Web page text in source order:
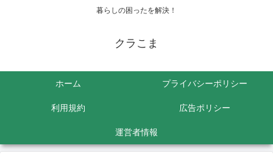
暮らしの困ったを解決！
クラこま
ホーム プライバシーポリシー
利用規約 広告ポリシー
運営者情報